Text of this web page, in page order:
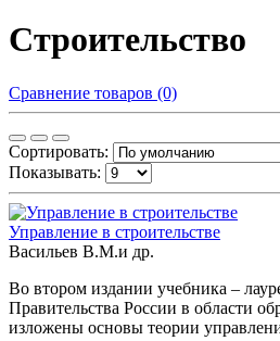
Строительство
Сравнение товаров (0)
Сортировать:
Показывать:
Управление в строительстве
Васильев В.М.и др.
Во втором издании учебника –
Правительства России в области
изложены основы теории